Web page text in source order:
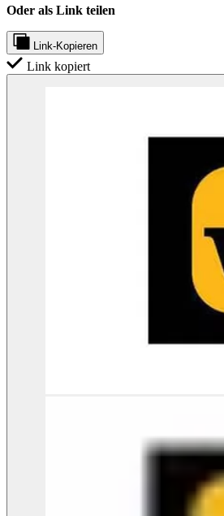
Oder als Link teilen
Link-Kopieren
Link kopiert